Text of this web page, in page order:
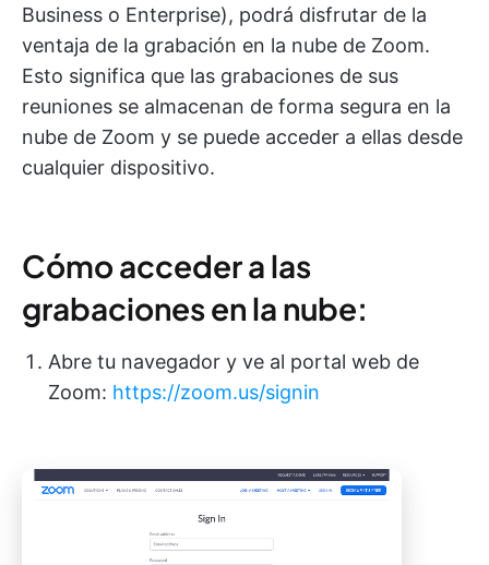
Business o Enterprise), podrá disfrutar de la
ventaja de la grabación en la nube de Zoom.
Esto significa que las grabaciones de sus
reuniones se almacenan de forma segura en la
nube de Zoom y se puede acceder a ellas desde
cualquier dispositivo.
Cómo acceder a las
grabaciones en la nube:
Abre tu navegador y ve al portal web de
Zoom: https://zoom.us/signin